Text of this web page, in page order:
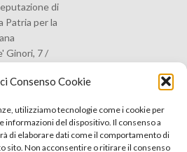
Consenso Cookie
utilizziamo tecnologie come i cookie per
informazioni del dispositivo. Il consenso a
di elaborare dati come il comportamento di
sito. Non acconsentire o ritirare il consenso
di
Patria per la
Ginori, 7 /